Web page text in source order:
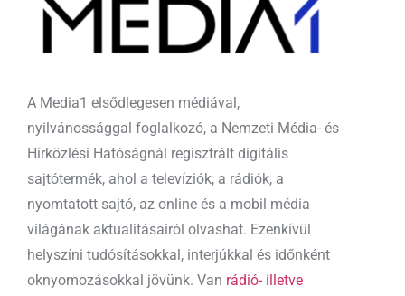
A Media1 elsődlegesen médiával,
nyilvánossággal foglalkozó, a Nemzeti Média- és
Hírközlési Hatóságnál regisztrált digitális
sajtótermék, ahol a televíziók, a rádiók, a
nyomtatott sajtó, az online és a mobil média
világának aktualitásairól olvashat. Ezenkívül
helyszíni tudósításokkal, interjúkkal és időnként
oknyomozásokkal jövünk. Van rádió- illetve